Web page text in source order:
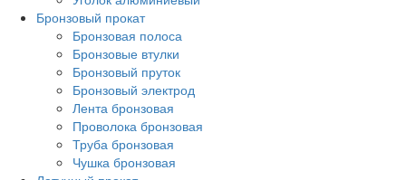
Бронзовый прокат
Бронзовая полоса
Бронзовые втулки
Бронзовый пруток
Бронзовый электрод
Лента бронзовая
Проволока бронзовая
Труба бронзовая
Чушка бронзовая